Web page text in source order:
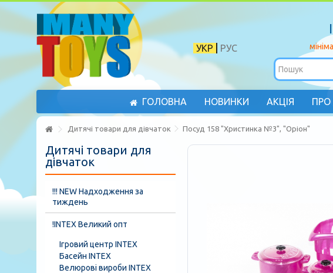
РУС
УКР
ГОЛОВНА НОВИНКИ АКЦІЯ ПРО
Дитячі товари для дівчаток Посуд 158 "Христинка №3", "Оріон"
Дитячі товари для
дівчаток
!!! NEW Надходження за
тиждень
!INTEX Великий опт
Ігровий центр INTEX
Басейн INTEX
Велюрові вироби INTEX